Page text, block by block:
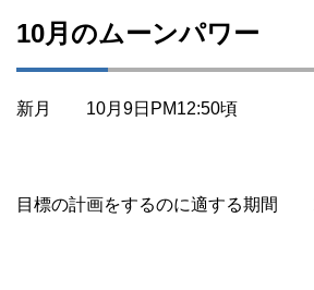
10月のムーンパワー
新月 10月9日PM12:50頃
目標の計画をするのに適する期間